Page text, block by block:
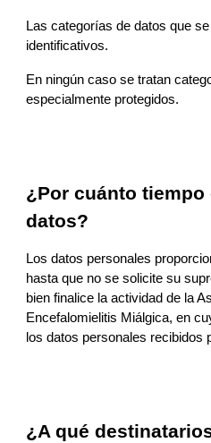
Las categorías de datos que
identificativos.
En ningún caso se tratan
especialmente protegidos.
¿Por cuánto
datos?
Los datos personales
hasta que no se solicite su
bien finalice la actividad de la
Encefalomielitis Miálgica, en
los datos personales recibidos
¿A qué